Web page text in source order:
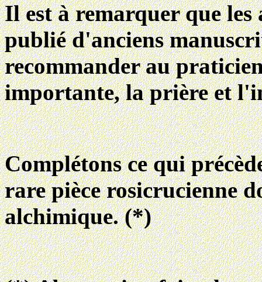
Il est à remarquer que
publié d'anciens
recommander au
importante, la prière et
Complétons ce qui
rare pièce rosicrucienne
alchimique. (*)